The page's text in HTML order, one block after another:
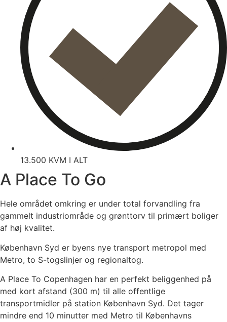
13.500 KVM I ALT
A Place To Go
Hele området omkring er under total forvandling fra
gammelt industriområde og grønttorv til primært boliger
af høj kvalitet.
København Syd er byens nye transport metropol med
Metro, to S-togslinjer og regionaltog.
A Place To Copenhagen har en perfekt beliggenhed på
med kort afstand (300 m) til alle offentlige
transportmidler på station København Syd. Det tager
mindre end 10 minutter med Metro til Københavns